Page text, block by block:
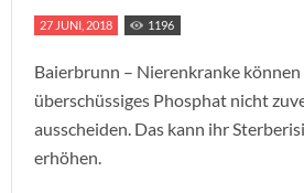
27 JUNI, 2018 1196
Baierbrunn – Nierenkranke können
überschüssiges Phosphat nicht
ausscheiden. Das kann ihr
erhöhen.